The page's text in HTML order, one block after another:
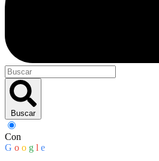
Buscar
Con
G o o g l e